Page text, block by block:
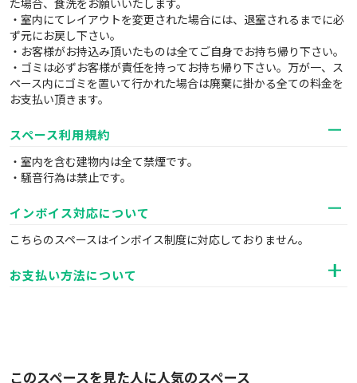
・室内にてレイアウトを変更された場合には、退室されるまでに必
ず元にお戻し下さい。
・お客様がお持込み頂いたものは全てご自身でお持ち帰り下さい。
・ゴミは必ずお客様が責任を持ってお持ち帰り下さい。万が一、ス
ペース内にゴミを置いて行かれた場合は廃棄に掛かる全ての料金を
お支払い頂きます。
スペース利用規約
・室内を含む建物内は全て禁煙です。
・騒音行為は禁止です。
インボイス対応について
こちらのスペースはインボイス制度に対応しておりません。
お支払い方法について
このスペースを見た人に人気のスペース